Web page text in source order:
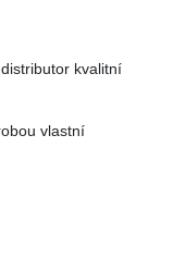
kvalitní
vlastní